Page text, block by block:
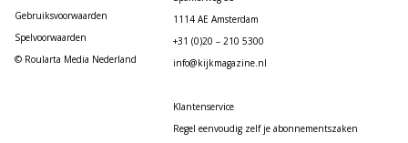
Gebruiksvoorwaarden
Spelvoorwaarden
© Roularta Media Nederland
1114 AE Amsterdam
+31 (0)20 – 210 5300
info@kijkmagazine.nl
Klantenservice
Regel eenvoudig zelf je abonnementszaken